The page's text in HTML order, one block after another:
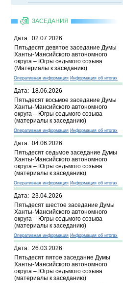
ЗАСЕДАНИЯ
Дата: 02.07.2026
Пятьдесят девятое заседание Думы
Ханты-Мансийского автономного
округа – Югры седьмого созыва
(Материалы к заседанию)
Оперативная информация Информация об итогах
Дата: 18.06.2026
Пятьдесят восьмое заседание Думы
Ханты-Мансийского автономного
округа – Югры седьмого созыва
(материалы к заседанию)
Оперативная информация Информация об итогах
Дата: 04.06.2026
Пятьдесят седьмое заседание Думы
Ханты-Мансийского автономного
округа – Югры седьмого созыва
(материалы к заседанию)
Оперативная информация Информация об итогах
Дата: 23.04.2026
Пятьдесят шестое заседание Думы
Ханты-Мансийского автономного
округа – Югры седьмого созыва
(материалы к заседанию)
Оперативная информация Информация об итогах
Дата: 26.03.2026
Пятьдесят пятое заседание Думы
Ханты-Мансийского автономного
округа – Югры седьмого созыва
(материалы к заседанию)